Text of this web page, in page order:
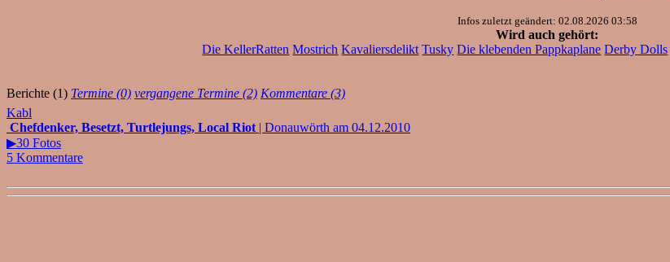
Infos zuletzt geändert: 02.08.2026 03:58
Wird auch gehört:
Die KellerRatten Mostrich Kavaliersdelikt Tusky Die klebenden Pappkaplane Derby Dolls
Berichte (1) Termine (0) vergangene Termine (2) Kommentare (3)
Kabl
Chefdenker, Besetzt, Turtlejungs, Local Riot | Donauwörth am 04.12.2010
▶30 Fotos
5 Kommentare